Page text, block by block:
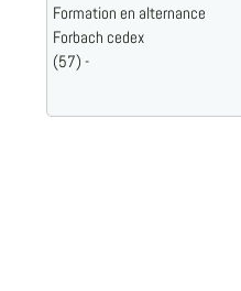
Formation en alternance
Forbach cedex
(57) -